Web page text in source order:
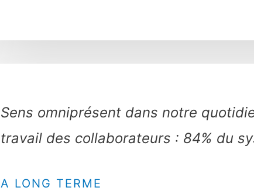
Sens omniprésent dans notre
travail des collaborateurs : 84% du
A LONG TERME